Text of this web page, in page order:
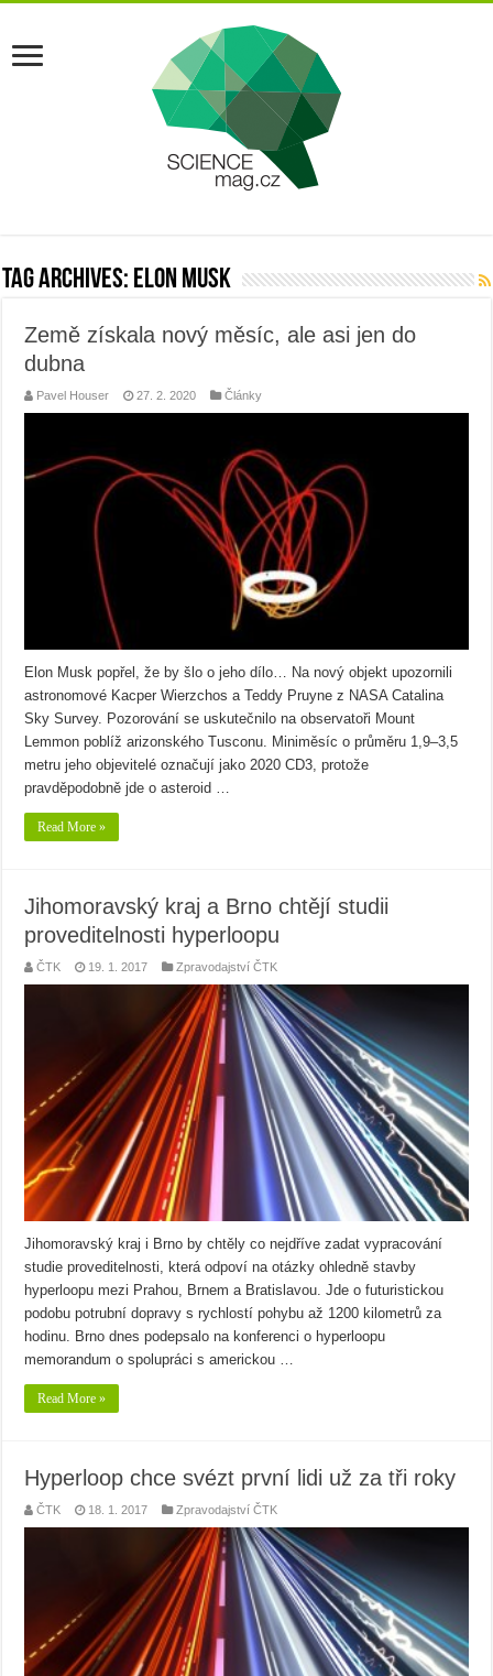
Tag Archives: elon musk
Země získala nový měsíc, ale asi jen do
dubna
Pavel Houser 27. 2. 2020 Články
Elon Musk popřel, že by šlo o jeho dílo… Na nový objekt upozornili
astronomové Kacper Wierzchos a Teddy Pruyne z NASA Catalina
Sky Survey. Pozorování se uskutečnilo na observatoři Mount
Lemmon poblíž arizonského Tusconu. Miniměsíc o průměru 1,9–3,5
metru jeho objevitelé označují jako 2020 CD3, protože
pravděpodobně jde o asteroid …
Read More »
Jihomoravský kraj a Brno chtějí studii
proveditelnosti hyperloopu
ČTK 19. 1. 2017 Zpravodajství ČTK
Jihomoravský kraj i Brno by chtěly co nejdříve zadat vypracování
studie proveditelnosti, která odpoví na otázky ohledně stavby
hyperloopu mezi Prahou, Brnem a Bratislavou. Jde o futuristickou
podobu potrubní dopravy s rychlostí pohybu až 1200 kilometrů za
hodinu. Brno dnes podepsalo na konferenci o hyperloopu
memorandum o spolupráci s americkou …
Read More »
Hyperloop chce svézt první lidi už za tři roky
ČTK 18. 1. 2017 Zpravodajství ČTK